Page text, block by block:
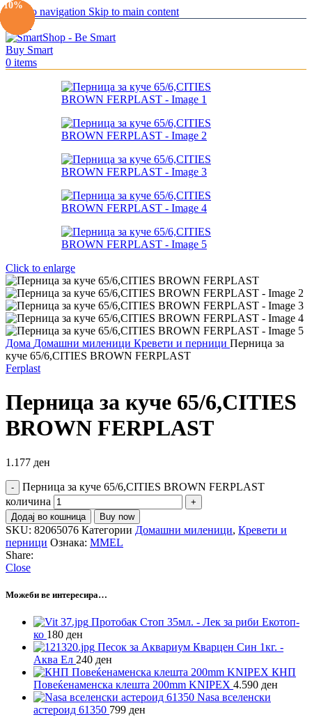
Skip to navigation Skip to main content
0 items
Click to enlarge
Дома Домашни миленици Кревети и перници Перница за
куче 65/6,CITIES BROWN FERPLAST
Ferplast
Перница за куче 65/6,CITIES
BROWN FERPLAST
1.177 ден
Перница за куче 65/6,CITIES BROWN FERPLAST
количина
Додај во кошница Buy now
SKU: 82065076 Категории Домашни миленици, Кревети и
перници Ознака: MMEL
Share:
Close
Можеби ве интересира…
Протобак Стоп 35мл. - Лек за риби Екотоп-
ко 180 ден
Песок за Аквариум Кварцен Син 1кг. -
Аква Ел 240 ден
КНП
Повеќенаменска клешта 200mm KNIPEX 4.590 ден
Nasa вселенски
астероид 61350 799 ден
-10%
-10%
-10%
-10%
-11%
-10%
-10%